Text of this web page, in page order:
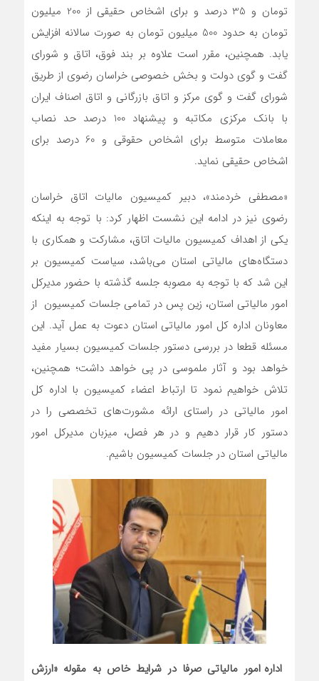
تومان و 35 درصد و برای اشخاص حقیقی از 200 میلیون
تومان به حدود 500 میلیون تومان به صورت سالانه افزایش
یابد. همچنین، مقرر است علاوه بر بند فوق، اتاق و شورای
گفت و گوی دولت و بخش خصوصی خراسان رضوی از طریق
شورای گفت و گوی مرکز و اتاق بازرگانی و اتاق اصناف ایران
با بانک مرکزی مکاتبه و پیشنهاد 100 درصد حد نصاب
معاملات متوسط برای اشخاص حقوقی و 60 درصد برای
اشخاص حقیقی نماید.
«مصطفی خردمند»، دبیر کمیسیون مالیات اتاق خراسان
رضوی نیز در ادامه این نشست اظهار کرد: با توجه به اینکه
یکی از اهداف کمیسیون مالیات اتاق، مشارکت و همکاری با
دستگاه‌های مالیاتی استان می‌باشد، سیاست کمیسیون بر
این شد که با توجه به مصوبه جلسه گذشته با حضور مدیرکل
امور مالیاتی استان، زین پس در تمامی جلسات کمیسیون از
معاونان اداره کل امور مالیاتی استان دعوت به عمل آید. این
مسئله قطعا در بررسی دستور جلسات کمیسیون بسیار مفید
خواهد بود و آثار ملموسی در پی خواهد داشت؛ همچنین،
تلاش خواهیم نمود تا ارتباط اعضاء کمیسیون با اداره کل
امور مالیاتی در راستای ارائه مشورت‌های تخصصی را در
دستور کار قرار دهیم و در هر فصل، میزبان مدیرکل امور
مالیاتی استان در جلسات کمیسیون باشیم.
اداره امور مالیاتی صرفا در شرایط خاص به مقوله «ارزش